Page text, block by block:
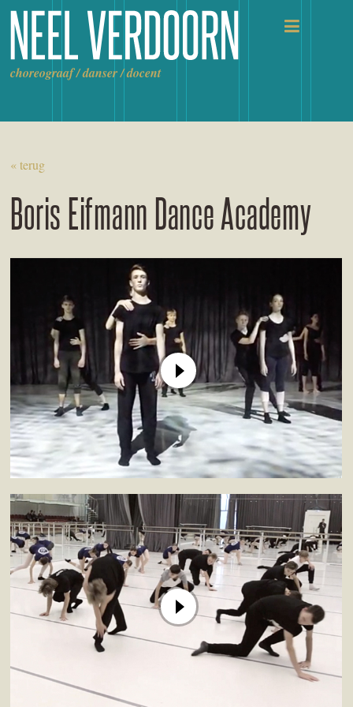
Ga
naar
inhoud
choreograaf / danser / docent
« terug
Boris Eifmann Dance Academy